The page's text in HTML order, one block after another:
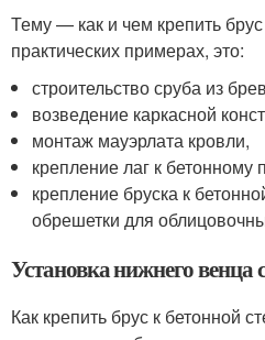
Тему — как и чем крепить
практических примерах, это:
строительство сруба из
возведение каркасной
монтаж мауэрлата кровли,
крепление лаг к бетонному
крепление бруска к
обрешетки для
Установка нижнего венца
Как крепить брус к бетонной